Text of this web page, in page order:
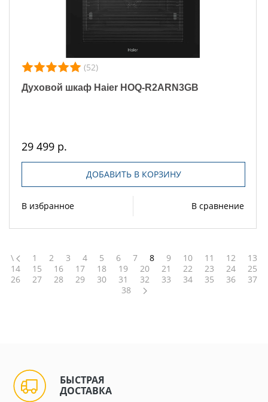
(52)
Духовой шкаф Haier HOQ-R2ARN3GB
29 499 р.
ДОБАВИТЬ В КОРЗИНУ
В избранное В сравнение
\ 1 2 3 4 5 6 7 8 9 10 11 12
13
14
15 16 17 18 19 20 21 22 23 24
25
26
27 28 29 30 31 32 33 34 35 36
37
38
БЫСТРАЯ
ДОСТАВКА